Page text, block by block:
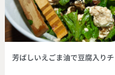
芳ばしいえごま油で豆腐入り